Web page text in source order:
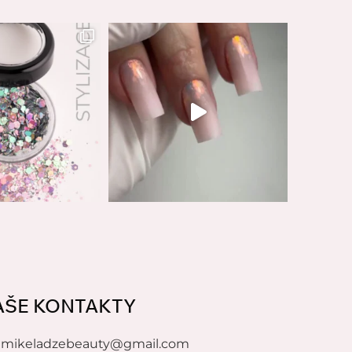
KONTAKTY
mikeladzebeauty@gmail.com